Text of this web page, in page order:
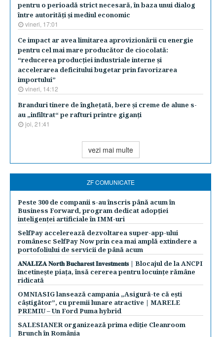
pentru o perioadă strict necesară, în baza unui dialog
între autorităţi şi mediul economic
vineri, 17:01
Ce impact ar avea limitarea aprovizionării cu energie
pentru cel mai mare producător de ciocolată:
“reducerea producţiei industriale interne şi
accelerarea deficitului bugetar prin favorizarea
importului”
vineri, 14:12
Branduri tinere de îngheţată, bere şi creme de alune s-
au „infiltrat“ pe rafturi printre giganţi
joi, 21:41
vezi mai multe
ZF COMUNICATE
Peste 300 de companii s-au înscris până acum în
Business Forward, program dedicat adopției
inteligenței artificiale în IMM-uri
SelfPay accelerează dezvoltarea super-app-ului
românesc SelfPay Now prin cea mai amplă extindere a
portofoliului de servicii de până acum
𝐀𝐍𝐀𝐋𝐈𝐙𝐀 𝐍𝐨𝐫𝐭𝐡 𝐁𝐮𝐜𝐡𝐚𝐫𝐞𝐬𝐭 𝐈𝐧𝐯𝐞𝐬𝐭𝐦𝐞𝐧𝐭𝐬 | Blocajul de la ANCPI
încetinește piața, însă cererea pentru locuințe rămâne
ridicată
OMNIASIG lansează campania „Asigură-te că ești
câștigător”, cu premii lunare atractive | MARELE
PREMIU – Un Ford Puma hybrid
SALESIANER organizează prima ediție Cleanroom
Brunch în România